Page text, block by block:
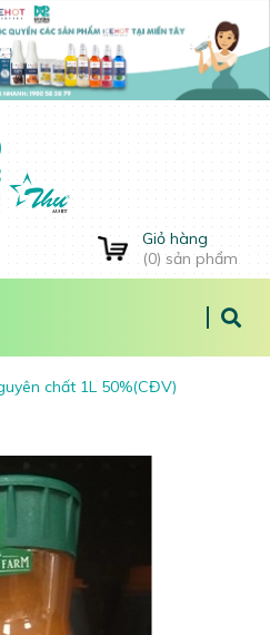
Giỏ hàng
(0) sản phẩm
chất 1L 50%(CĐV)